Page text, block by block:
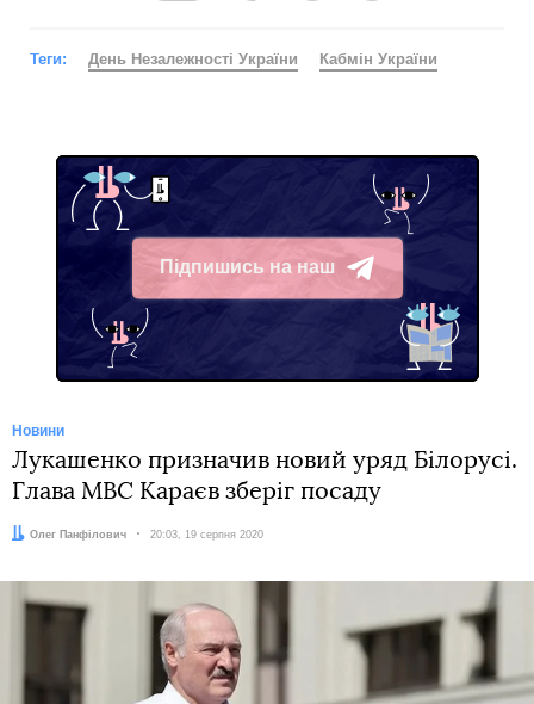
Теги: День Незалежності України Кабмін України
Підпишись на наш
Telegram
Новини
Лукашенко призначив новий уряд Білорусі.
Глава МВС Караєв зберіг посаду
Автор:
Олег Панфілович Дата:
20:03, 19 серпня 2020